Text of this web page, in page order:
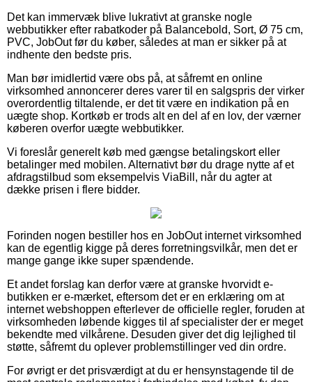
Det kan immervæk blive lukrativt at granske nogle
webbutikker efter rabatkoder på Balancebold, Sort, Ø 75 cm,
PVC, JobOut før du køber, således at man er sikker på at
indhente den bedste pris.
Man bør imidlertid være obs på, at såfremt en online
virksomhed annoncerer deres varer til en salgspris der virker
overordentlig tiltalende, er det tit være en indikation på en
uægte shop. Kortkøb er trods alt en del af en lov, der værner
køberen overfor uægte webbutikker.
Vi foreslår generelt køb med gængse betalingskort eller
betalinger med mobilen. Alternativt bør du drage nytte af et
afdragstilbud som eksempelvis ViaBill, når du agter at
dække prisen i flere bidder.
Forinden nogen bestiller hos en JobOut internet virksomhed
kan de egentlig kigge på deres forretningsvilkår, men det er
mange gange ikke super spændende.
Et andet forslag kan derfor være at granske hvorvidt e-
butikken er e-mærket, eftersom det er en erklæring om at
internet webshoppen efterlever de officielle regler, foruden at
virksomheden løbende kigges til af specialister der er meget
bekendte med vilkårene. Desuden giver det dig lejlighed til
støtte, såfremt du oplever problemstillinger ved din ordre.
For øvrigt er det prisværdigt at du er hensynstagende til de